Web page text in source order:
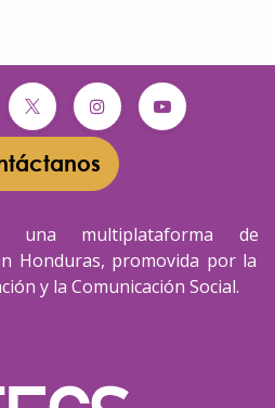
una multiplataforma de
Honduras, promovida por la
y la Comunicación Social.